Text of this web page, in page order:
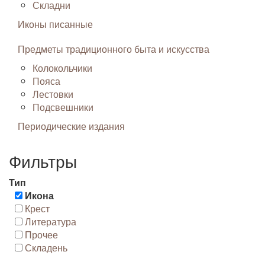
Складни
Иконы писанные
Предметы традиционного быта и искусства
Колокольчики
Пояса
Лестовки
Подсвешники
Периодические издания
Фильтры
Тип
Икона
Крест
Литература
Прочее
Складень